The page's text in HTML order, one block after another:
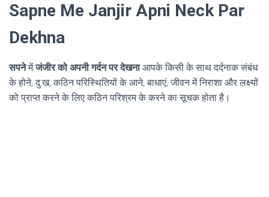
Sapne Me Janjir Apni Neck Par
Dekhna
सपनेमेंजंजीर को अपनी गर्दन पर देखनाआपके किसी के साथ दर्दनाक संबंध
के होने, दु:ख, कठिन परिस्थितियों के आने, बाधाएं, जीवन में निराशा और लक्ष्यों
को प्राप्त करने के लिए कठिन परिश्रम के करने का सूचक होता है।